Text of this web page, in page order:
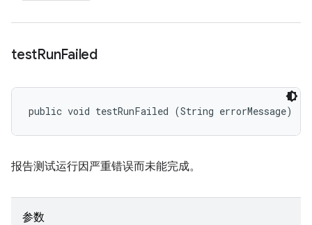
testRunFailed
public void testRunFailed (String errorMessage)
报告测试运行因严重错误而未能完成。
参数